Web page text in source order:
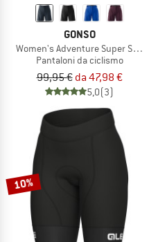
GONSO
Women's Adventure Super Shorts
Pantaloni da ciclismo
99,95 € da 47,98 €
5,0(3)
10%